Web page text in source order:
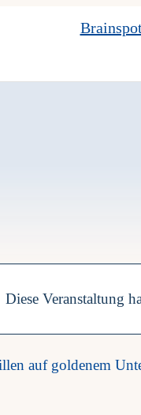
Diese Veranstaltung